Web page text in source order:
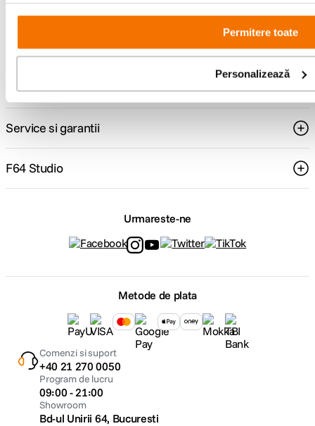
Permitere toate
Personalizează
Comenzi si livrare
Suport
Service si garantii
F64 Studio
Urmareste-ne
Metode de plata
Comenzi si suport
+40 21 270 0050
Program de lucru
09:00 - 21:00
Showroom
Bd-ul Unirii 64, Bucuresti